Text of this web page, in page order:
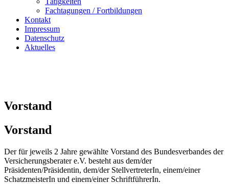
Fachtagungen / Fortbildungen
Kontakt
Impressum
Datenschutz
Aktuelles
Vorstand
Vorstand
Der für jeweils 2 Jahre gewählte Vorstand des Bundesverbandes der
Versicherungsberater e.V. besteht aus dem/der
Präsidenten/Präsidentin, dem/der StellvertreterIn, einem/einer
SchatzmeisterIn und einem/einer SchriftführerIn.